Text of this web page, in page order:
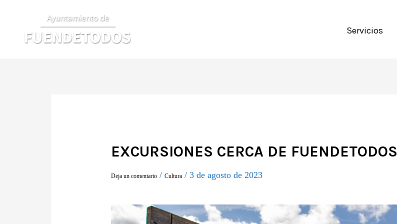
contenido
Servicios
EXCURSIONES CERCA DE FUENDETODOS
Deja un comentario /Cultura /3 de agosto de 2023